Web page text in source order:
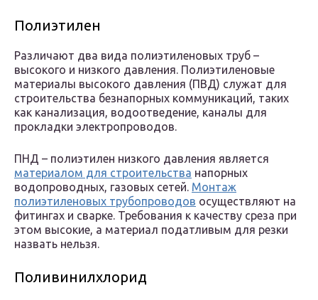
Полиэтилен
Различают два вида полиэтиленовых труб –
высокого и низкого давления. Полиэтиленовые
материалы высокого давления (ПВД) служат для
строительства безнапорных коммуникаций, таких
как канализация, водоотведение, каналы для
прокладки электропроводов.
ПНД – полиэтилен низкого давления является
материалом для строительства напорных
водопроводных, газовых сетей. Монтаж
полиэтиленовых трубопроводов осуществляют на
фитингах и сварке. Требования к качеству среза при
этом высокие, а материал податливым для резки
назвать нельзя.
Поливинилхлорид